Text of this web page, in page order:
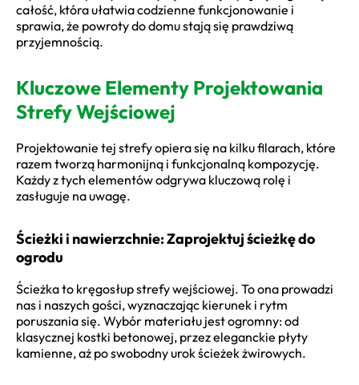
całość, która ułatwia codzienne funkcjonowanie i
sprawia, że powroty do domu stają się prawdziwą
przyjemnością.
Kluczowe Elementy Projektowania
Strefy Wejściowej
Projektowanie tej strefy opiera się na kilku filarach, które
razem tworzą harmonijną i funkcjonalną kompozycję.
Każdy z tych elementów odgrywa kluczową rolę i
zasługuje na uwagę.
Ścieżki i nawierzchnie: Zaprojektuj ścieżkę do
ogrodu
Ścieżka to kręgosłup strefy wejściowej. To ona prowadzi
nas i naszych gości, wyznaczając kierunek i rytm
poruszania się. Wybór materiału jest ogromny: od
klasycznej kostki betonowej, przez eleganckie płyty
kamienne, aż po swobodny urok ścieżek żwirowych.